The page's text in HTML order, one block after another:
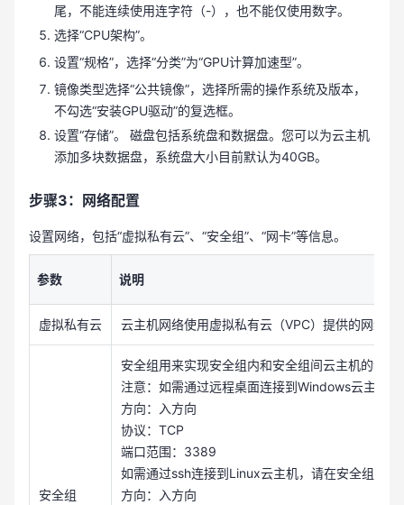
尾，不能连续使用连字符（-），也不能仅使用数字。
选择“CPU架构”。
设置“规格”，选择“分类”为“GPU计算加速型”。
镜像类型选择“公共镜像”，选择所需的操作系统及版本，
不勾选“安装GPU驱动”的复选框。
设置“存储”。 磁盘包括系统盘和数据盘。您可以为云主机
添加多块数据盘，系统盘大小目前默认为40GB。
步骤3：网络配置
设置网络，包括“虚拟私有云”、“安全组”、“网卡”等信息。
参数 说明
虚拟私有云 云主机网络使用虚拟私有云（VPC）提供的网络
安全组
安全组用来实现安全组内和安全组间云主机的访
注意：如需通过远程桌面连接到Windows云主机
方向：入方向
协议：TCP
端口范围：3389
如需通过ssh连接到Linux云主机，请在安全组中添
方向：入方向